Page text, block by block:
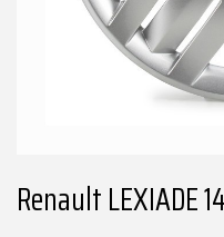
Renault LEXIADE